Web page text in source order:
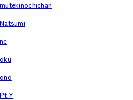
mutekinochichan
Natsumi
nc
oku
ono
Pt.Y